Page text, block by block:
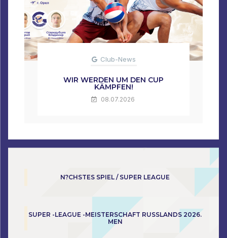
Club-News
WIR WERDEN UM DEN CUP
KÄMPFEN!
08.07.2026
N?CHSTES SPIEL / SUPER LEAGUE
SUPER -LEAGUE -MEISTERSCHAFT RUSSLANDS 2026.
MEN